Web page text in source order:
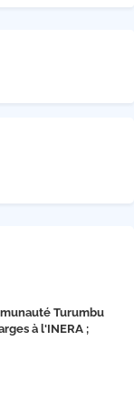
Turumbu
à l'INERA ;